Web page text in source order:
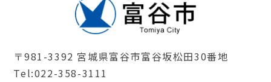
〒981-3392 宮城県富谷市富谷坂松田30番地
Tel:022-358-3111